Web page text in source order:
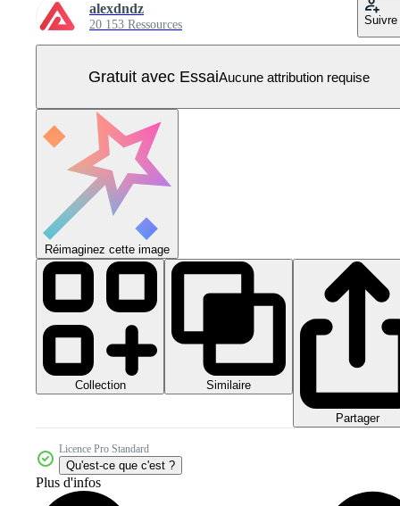
alexdndz
20 153 Ressources Suivre
Gratuit avec EssaiAucune attribution requise
Réimaginez cette image
Collection Similaire
Partager
Licence Pro Standard
Qu'est-ce que c'est ?
Plus d'infos